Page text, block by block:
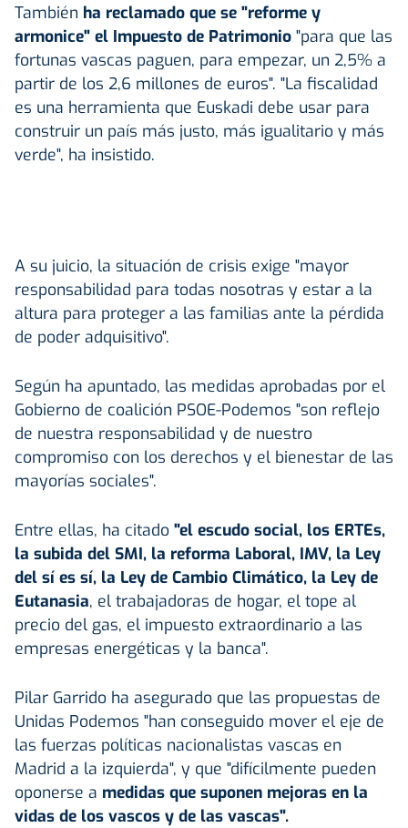
También ha reclamado que se "reforme y
armonice" el Impuesto de Patrimonio "para que las
fortunas vascas paguen, para empezar, un 2,5% a
partir de los 2,6 millones de euros". "La fiscalidad
es una herramienta que Euskadi debe usar para
construir un país más justo, más igualitario y más
verde", ha insistido.
A su juicio, la situación de crisis exige "mayor
responsabilidad para todas nosotras y estar a la
altura para proteger a las familias ante la pérdida
de poder adquisitivo".
Según ha apuntado, las medidas aprobadas por el
Gobierno de coalición PSOE-Podemos "son reflejo
de nuestra responsabilidad y de nuestro
compromiso con los derechos y el bienestar de las
mayorías sociales".
Entre ellas, ha citado "el escudo social, los ERTEs,
la subida del SMI, la reforma Laboral, IMV, la Ley
del sí es sí, la Ley de Cambio Climático, la Ley de
Eutanasia, el trabajadoras de hogar, el tope al
precio del gas, el impuesto extraordinario a las
empresas energéticas y la banca".
Pilar Garrido ha asegurado que las propuestas de
Unidas Podemos "han conseguido mover el eje de
las fuerzas políticas nacionalistas vascas en
Madrid a la izquierda", y que "difícilmente pueden
oponerse a medidas que suponen mejoras en la
vidas de los vascos y de las vascas".